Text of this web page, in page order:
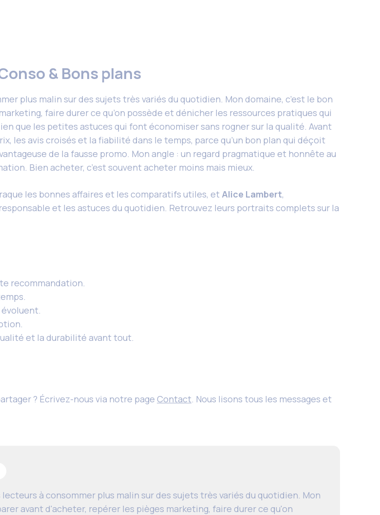
& Bons plans
plus malin sur des sujets très variés du quotidien. Mon domaine, c’est le bon
faire durer ce qu’on possède et dénicher les ressources pratiques qui
que les petites astuces qui font économiser sans rogner sur la qualité. Avant
les avis croisés et la fiabilité dans le temps, parce qu’un bon plan qui déçoit
de la fausse promo. Mon angle : un regard pragmatique et honnête au
Bien acheter, c’est souvent acheter moins mais mieux.
les bonnes affaires et les comparatifs utiles, et Alice Lambert,
et les astuces du quotidien. Retrouvez leurs portraits complets sur la
recommandation.
et la durabilité avant tout.
? Écrivez-nous via notre page Contact. Nous lisons tous les messages et
à consommer plus malin sur des sujets très variés du quotidien. Mon
avant d'acheter, repérer les pièges marketing, faire durer ce qu'on